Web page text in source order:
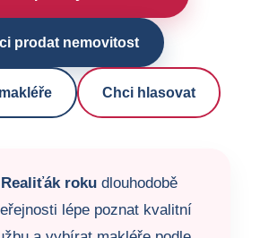
prodat nemovitost
Chci hlasovat
Realiťák rokudlouhodobě
lépe poznat kvalitní